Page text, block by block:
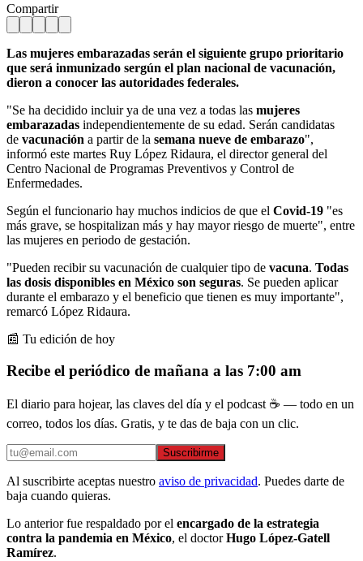
Compartir
Las mujeres embarazadas serán el siguiente grupo prioritario
que será inmunizado sergún el plan nacional de vacunación,
dieron a conocer las autoridades federales.
"Se ha decidido incluir ya de una vez a todas las mujeres
embarazadas independientemente de su edad. Serán candidatas
de vacunación a partir de la semana nueve de embarazo",
informó este martes Ruy López Ridaura, el director general del
Centro Nacional de Programas Preventivos y Control de
Enfermedades.
Según el funcionario hay muchos indicios de que el Covid-19 "es
más grave, se hospitalizan más y hay mayor riesgo de muerte", entre
las mujeres en periodo de gestación.
"Pueden recibir su vacunación de cualquier tipo de vacuna. Todas
las dosis disponibles en México son seguras. Se pueden aplicar
durante el embarazo y el beneficio que tienen es muy importante",
remarcó López Ridaura.
📰 Tu edición de hoy
Recibe el periódico de mañana a las 7:00 am
El diario para hojear, las claves del día y el podcast ☕ — todo en un
correo, todos los días. Gratis, y te das de baja con un clic.
Suscribirme
Al suscribirte aceptas nuestro aviso de privacidad. Puedes darte de
baja cuando quieras.
Lo anterior fue respaldado por el encargado de la estrategia
contra la pandemia en México, el doctorHugo López-Gatell
Ramírez.